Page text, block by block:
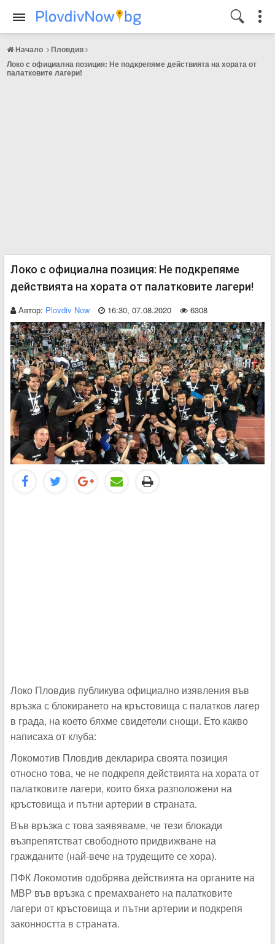
Начало
Пловдив
Локо с официална позиция: Не подкрепяме действията на хората от
палатковите лагери!
Локо с официална позиция: Не подкрепяме
действията на хората от палатковите лагери!
Автор: Plovdiv Now 16:30, 07.08.2020 6308
Локо Пловдив публикува официално изявления във
връзка с блокирането на кръстовища с палатков лагер
в града, на което бяхме свидетели снощи. Ето какво
написаха от клуба:
Локомотив Пловдив декларира своята позиция
относно това, че не подкрепя действията на хората от
палатковите лагери, които бяха разположени на
кръстовища и пътни артерии в страната.
Във връзка с това заявяваме, че тези блокади
възпрепятстват свободното придвижване на
гражданите (най-вече на трудещите се хора).
ПФК Локомотив одобрява действията на органите на
МВР във връзка с премахването на палатковите
лагери от кръстовища и пътни артерии и подкрепя
законността в страната.